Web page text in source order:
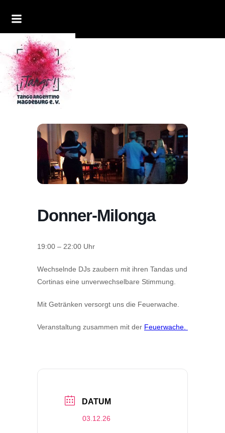
Donner-Milonga
19:00 – 22:00 Uhr
Wechselnde DJs zaubern mit ihren Tandas und
Cortinas eine unverwechselbare Stimmung.
Mit Getränken versorgt uns die Feuerwache.
Veranstaltung zusammen mit der Feuerwache.
DATUM
03.12.26